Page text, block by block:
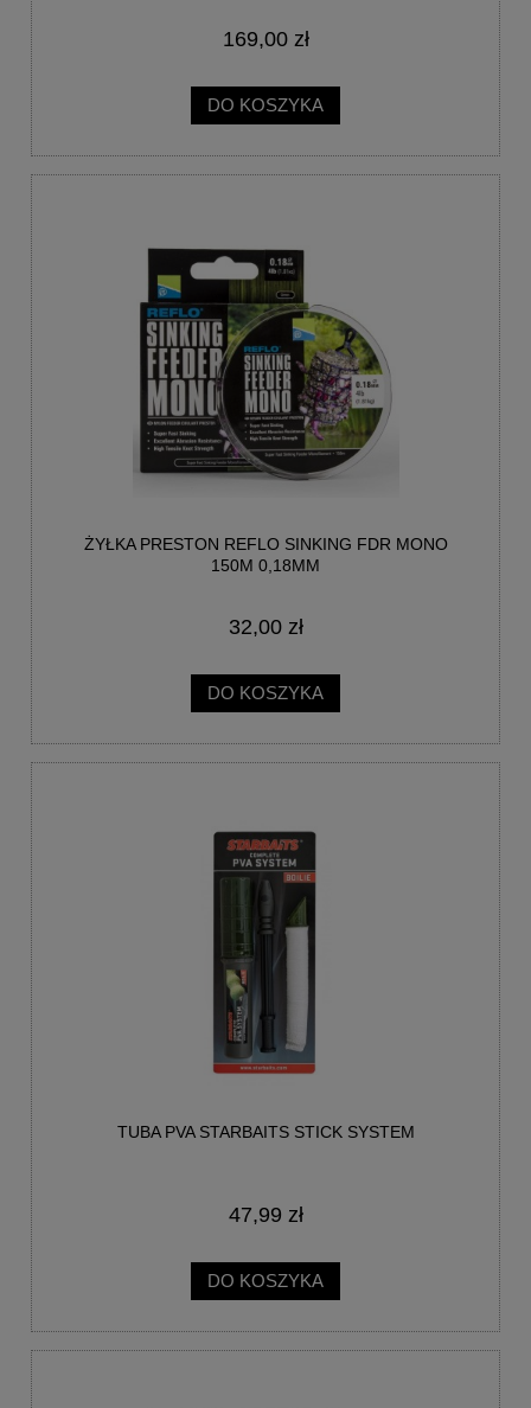
169,00 zł
DO KOSZYKA
ŻYŁKA PRESTON REFLO SINKING FDR MONO
150M 0,18MM
32,00 zł
DO KOSZYKA
TUBA PVA STARBAITS STICK SYSTEM
47,99 zł
DO KOSZYKA